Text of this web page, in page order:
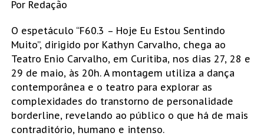
Por Redação
O espetáculo “F60.3 – Hoje Eu Estou Sentindo
Muito”, dirigido por Kathyn Carvalho, chega ao
Teatro Enio Carvalho, em Curitiba, nos dias 27, 28 e
29 de maio, às 20h. A montagem utiliza a dança
contemporânea e o teatro para explorar as
complexidades do transtorno de personalidade
borderline, revelando ao público o que há de mais
contraditório, humano e intenso.